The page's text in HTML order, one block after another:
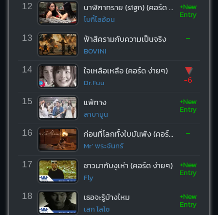
12 นาฬิกาทราย (sign) (คอร์ด ง่ายๆ)
โบกี้ไลอ้อน
+New
Entry
13 ฟ้าสีครามกับความเป็นจริง
BOVINI
-
14 ใจเหลือเหลือ (คอร์ด ง่ายๆ)
Dr.Fuu
▼
-6
15 แพ้ทาง
ลาบานูน
+New
Entry
16 ก่อนที่โลกทั้งใบมันพัง (คอร์ด ง่ายๆ)
Mr’ พระจันทร์
-
17 ชาวนากับงูเห่า (คอร์ด ง่ายๆ)
Fly
+New
Entry
18 เธอจะรู้บ้างไหม
เสก โลโซ
+New
Entry